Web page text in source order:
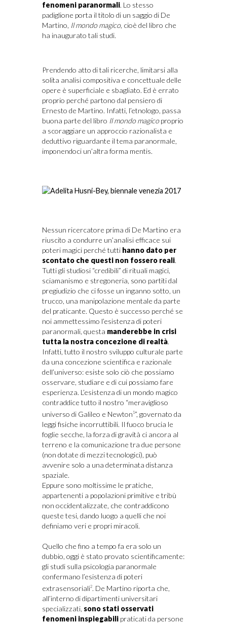
fenomeni paranormali. Lo stesso
padiglione porta il titolo di un saggio di De
Martino, Il mondo magico, cioè del libro che
ha inaugurato tali studi.
Prendendo atto di tali ricerche, limitarsi alla
solita analisi compositiva e concettuale delle
opere è superficiale e sbagliato. Ed è errato
proprio perché partono dal pensiero di
Ernesto de Martino. Infatti, l’etnologo, passa
buona parte del libro Il mondo magicoproprio
a scoraggiare un approccio razionalista e
deduttivo riguardante il tema paranormale,
imponendoci un’altra forma mentis.
Nessun ricercatore prima di De Martino era
riuscito a condurre un’analisi efficace sui
poteri magici perché tutti hanno dato per
scontato che questi non fossero reali.
Tutti gli studiosi “credibili” di rituali magici,
sciamanismo e stregoneria, sono partiti dal
pregiudizio che ci fosse un inganno sotto, un
trucco, una manipolazione mentale da parte
del praticante. Questo è successo perché se
noi ammettessimo l’esistenza di poteri
paranormali, questa manderebbe in crisi
tutta la nostra concezione di realtà.
Infatti, tutto il nostro sviluppo culturale parte
da una concezione scientifica e razionale
dell’universo: esiste solo ciò che possiamo
osservare, studiare e di cui possiamo fare
esperienza. L’esistenza di un mondo magico
contraddice tutto il nostro “meraviglioso
universo di Galileo e Newton 1”, governato da
leggi fisiche incorruttibili. Il fuoco brucia le
foglie secche, la forza di gravità ci ancora al
terreno e la comunicazione tra due persone
(non dotate di mezzi tecnologici), può
avvenire solo a una determinata distanza
spaziale.
Eppure sono moltissime le pratiche,
appartenenti a popolazioni primitive e tribù
non occidentalizzate, che contraddicono
queste tesi, dando luogo a quelli che noi
definiamo veri e propri miracoli.
Quello che fino a tempo fa era solo un
dubbio, oggi è stato provato scientificamente:
gli studi sulla psicologia paranormale
confermano l’esistenza di poteri
extrasensoriali2. De Martino riporta che,
all’interno di dipartimenti universitari
specializzati, sono stati osservati
fenomeni inspiegabilipraticati da persone